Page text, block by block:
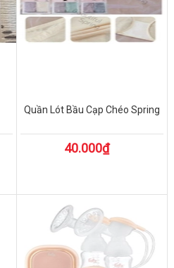
Quần Lót Bầu Cạp Chéo Spring
40.000₫